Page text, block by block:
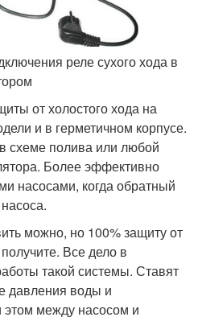
реле сухого хода в
от холостого хода на
и в герметичном корпусе.
схеме полива или любой
Более эффективно
насосами, когда обратный
можно, но 100% защиту от
Все дело в
такой системы. Ставят
давления воды и
этом между насосом и